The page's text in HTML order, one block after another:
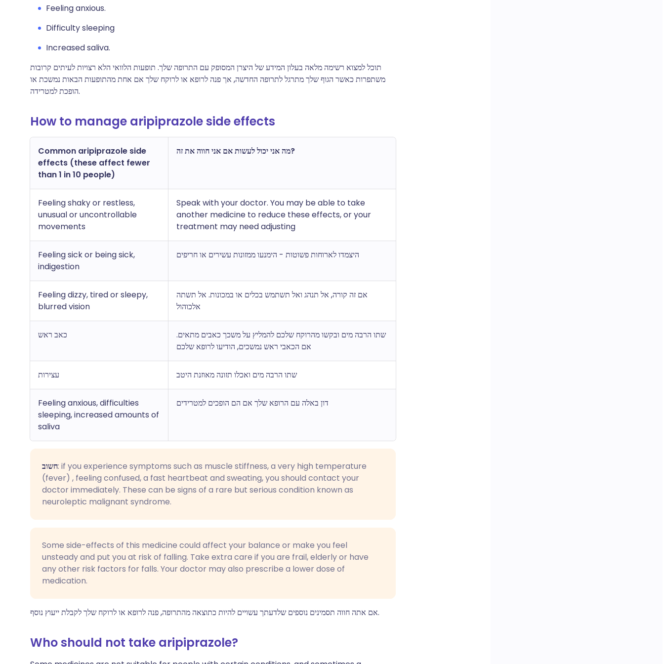
Feeling anxious.
Difficulty sleeping
Increased saliva.
תוכל למצוא רשימה מלאה בעלון המידע של היצרן המסופק עם התרופה שלך. תופעות הלוואי הלא רצויות לעיתים קרובות
משתפרות כאשר הגוף שלך מתרגל לתרופה החדשה, אך פנה לרופא או לרוקח שלך אם אחת מהתופעות הבאות נמשכת או
הופכת למטרידה.
How to manage aripiprazole side effects
Common aripiprazole side
effects (these affect fewer
than 1 in 10 people)
מה אני יכול לעשות אם אני חווה את זה?
Feeling shaky or restless,
unusual or uncontrollable
movements
Speak with your doctor. You may be able to take
another medicine to reduce these effects, or your
treatment may need adjusting
Feeling sick or being sick,
indigestion
היצמדו לארוחות פשוטות - הימנעו ממזונות עשירים או חריפים
Feeling dizzy, tired or sleepy,
blurred vision
אם זה קורה, אל תנהג ואל תשתמש בכלים או במכונות. אל תשתה
אלכוהול
כאב ראש
שתו הרבה מים ובקשו מהרוקח שלכם להמליץ על משכך כאבים מתאים.
אם הכאבי ראש נמשכים, הודיעו לרופא שלכם
עצירות שתו הרבה מים ואכלו תזונה מאוזנת היטב
Feeling anxious, difficulties
sleeping, increased amounts of
saliva
דון באלה עם הרופא שלך אם הם הופכים למטרידים
חשוב: if you experience symptoms such as muscle stiffness, a very high temperature
(fever) , feeling confused, a fast heartbeat and sweating, you should contact your
doctor immediately. These can be signs of a rare but serious condition known as
neuroleptic malignant syndrome.
Some side-effects of this medicine could affect your balance or make you feel
unsteady and put you at risk of falling. Take extra care if you are frail, elderly or have
any other risk factors for falls. Your doctor may also prescribe a lower dose of
medication.
אם אתה חווה תסמינים נוספים שלדעתך עשויים להיות כתוצאה מהתרופה, פנה לרופא או לרוקח שלך לקבלת ייעוץ נוסף.
Who should not take aripiprazole?